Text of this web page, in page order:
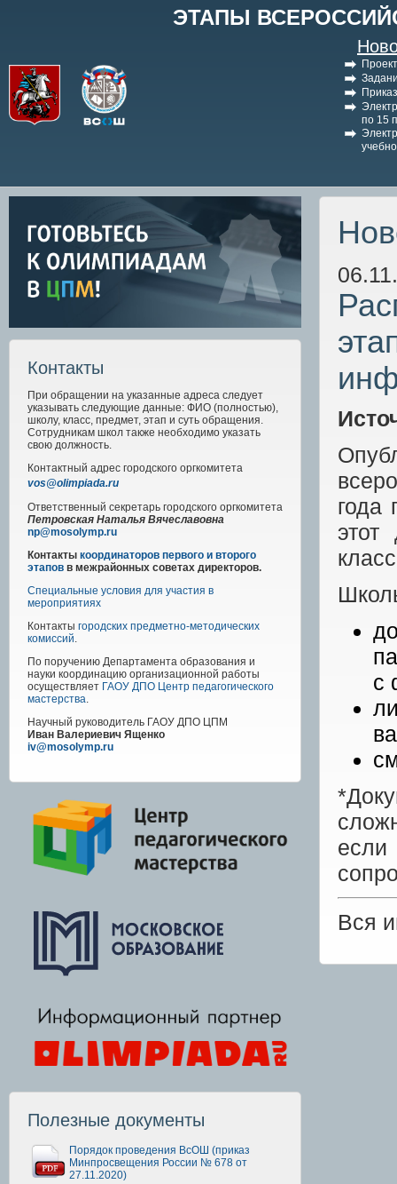
ЭТАПЫ
по 15
Контакты
При обращении на указанные адреса следует
указывать следующие данные: ФИО (полностью),
школу, класс, предмет, этап и суть обращения.
Сотрудникам школ также необходимо указать
свою должность.
Контактный адрес городского оргкомитета
vos@olimpiada.ru
Ответственный секретарь городского оргкомитета
Петровская Наталья Вячеславовна
np@mosolymp.ru
Контакты координаторов первого и второго
этапов в межрайонных советах директоров.
Специальные условия для участия в
мероприятиях
Контакты городских предметно-методических
комиссий.
По поручению Департамента образования и
науки координацию организационной работы
осуществляет ГАОУ ДПО Центр педагогического
мастерства.
Научный руководитель ГАОУ ДПО ЦПМ
Иван Валериевич Ященко
iv@mosolymp.ru
Полезные документы
Порядок проведения ВсОШ (приказ
Минпросвещения России № 678 от
27.11.2020)
года
с
Вся